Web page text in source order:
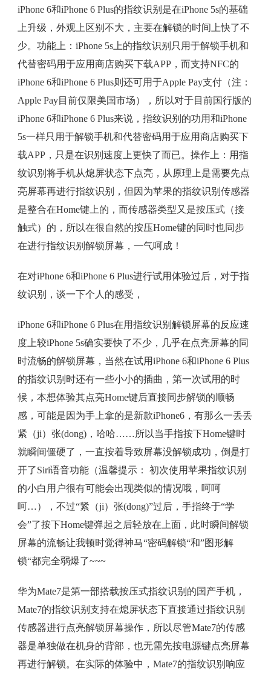
iPhone 6和iPhone 6 Plus的指纹识别是在iPhone 5s的基础
上升级，外观上区别不大，主要在解锁的时间上快了不
少。功能上：iPhone 5s上的指纹识别只用于解锁手机和
代替密码用于应用商店购买下载APP，而支持NFC的
iPhone 6和iPhone 6 Plus则还可用于Apple Pay支付（注：
Apple Pay目前仅限美国市场），所以对于目前国行版的
iPhone 6和iPhone 6 Plus来说，指纹识别的功用和iPhone
5s一样只用于解锁手机和代替密码用于应用商店购买下
载APP，只是在识别速度上更快了而已。操作上：用指
纹识别将手机从熄屏状态下点亮，从原理上是需要先点
亮屏幕再进行指纹识别，但因为苹果的指纹识别传感器
是整合在Home键上的，而传感器类型又是按压式（接
触式）的，所以在很自然的按压Home键的同时也同步
在进行指纹识别解锁屏幕，一气呵成！
在对iPhone 6和iPhone 6 Plus进行试用体验过后，对于指
纹识别，谈一下个人的感受，
iPhone 6和iPhone 6 Plus在用指纹识别解锁屏幕的反应速
度上较iPhone 5s确实要快了不少，几乎在点亮屏幕的同
时流畅的解锁屏幕，当然在试用iPhone 6和iPhone 6 Plus
的指纹识别时还有一些小小的插曲，第一次试用的时
候，本想体验其点亮Home键后直接同步解锁的顺畅
感，可能是因为手上拿的是新款iPhone6，有那么一丢丢
紧（ji）张(dong)，哈哈……所以当手指按下Home键时
就瞬间僵硬了，一直按着导致屏幕没解锁成功，倒是打
开了Siri语音功能（温馨提示： 初次使用苹果指纹识别
的小白用户很有可能会出现类似的情况哦，呵呵
呵…），不过“紧（ji）张(dong)”过后，手指终于“学
会”了按下Home键弹起之后轻放在上面，此时瞬间解锁
屏幕的流畅让我顿时觉得神马“密码解锁“和”图形解
锁“都完全弱爆了~~~
华为Mate7是第一部搭载按压式指纹识别的国产手机，
Mate7的指纹识别支持在熄屏状态下直接通过指纹识别
传感器进行点亮解锁屏幕操作，所以尽管Mate7的传感
器是单独做在机身的背部，也无需先按电源键点亮屏幕
再进行解锁。在实际的体验中，Mate7的指纹识别响应